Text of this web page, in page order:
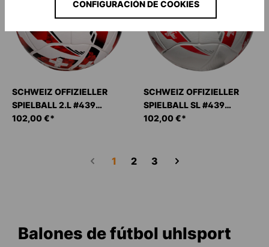
SCHWEIZ OFFIZIELLER
SPIELBALL 2.L #439
FÚTBOL
102,00 €*
SCHWEIZ OFFIZIELLER
SPIELBALL SL #439
FÚTBOL
102,00 €*
Página
1 Página
2 Página
3
Balones de fútbol uhlsport
CONFIGURACIÓN DE COOKIES